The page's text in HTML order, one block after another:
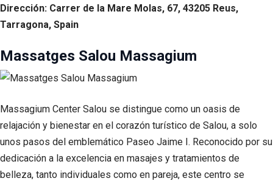
Dirección: Carrer de la Mare Molas, 67, 43205 Reus,
Tarragona, Spain
Massatges Salou Massagium
Massagium Center Salou se distingue como un oasis de
relajación y bienestar en el corazón turístico de Salou, a solo
unos pasos del emblemático Paseo Jaime I. Reconocido por su
dedicación a la excelencia en masajes y tratamientos de
belleza, tanto individuales como en pareja, este centro se